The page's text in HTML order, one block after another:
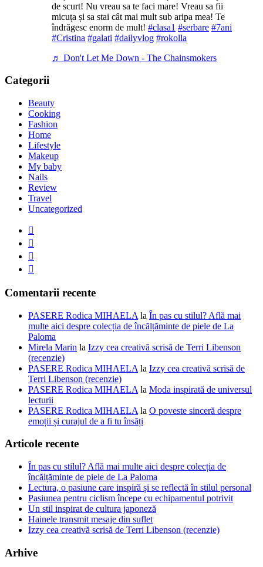
de scurt! Nu vreau sa te faci mare! Vreau sa fii
micuța și sa stai cât mai mult sub aripa mea! Te
îndrăgesc enorm de mult! #clasa1 #serbare #7ani
#Cristina #galati #dailyvlog #rokolla
♬ Don't Let Me Down - The Chainsmokers
Categorii
Beauty
Cooking
Fashion
Home
Lifestyle
Makeup
My baby
Nails
Review
Travel
Uncategorized
Comentarii recente
PASERE Rodica MIHAELA la În pas cu stilul? Află mai
multe aici despre colecția de încălțăminte de piele de La
Paloma
Mirela Marin la Izzy cea creativă scrisă de Terri Libenson
(recenzie)
PASERE Rodica MIHAELA la Izzy cea creativă scrisă de
Terri Libenson (recenzie)
PASERE Rodica MIHAELA la Moda inspirată de universul
lecturii
PASERE Rodica MIHAELA la O poveste sinceră despre
emoții și curajul de a fi tu însăți
Articole recente
În pas cu stilul? Află mai multe aici despre colecția de
încălțăminte de piele de La Paloma
Lectura, o pasiune care inspiră și se reflectă în stilul personal
Pasiunea pentru ciclism începe cu echipamentul potrivit
Un stil inspirat de cultura japoneză
Hainele transmit mesaje din suflet
Izzy cea creativă scrisă de Terri Libenson (recenzie)
Arhive